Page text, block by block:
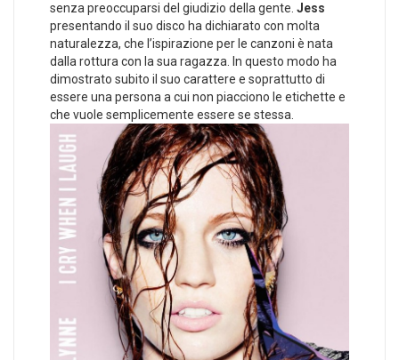
senza preoccuparsi del giudizio della gente. Jess
presentando il suo disco ha dichiarato con molta
naturalezza, che l’ispirazione per le canzoni è nata
dalla rottura con la sua ragazza. In questo modo ha
dimostrato subito il suo carattere e soprattutto di
essere una persona a cui non piacciono le etichette e
che vuole semplicemente essere se stessa.